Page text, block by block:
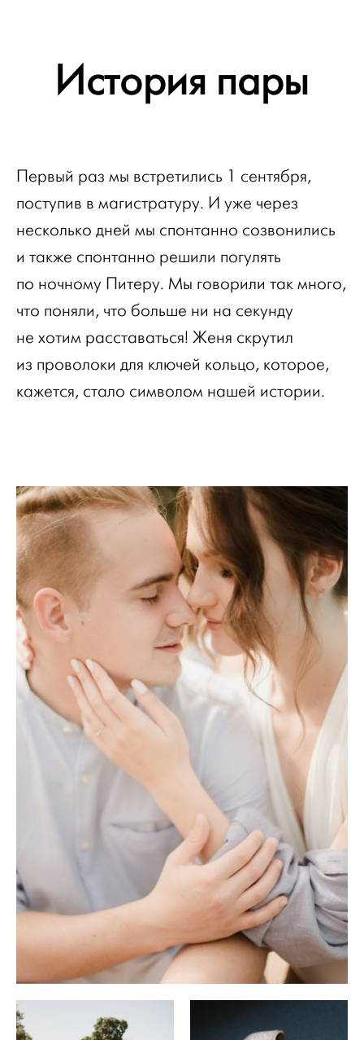
История пары
Первый раз мы встретились 1 сентября,
поступив в магистратуру. И уже через
несколько дней мы спонтанно созвонились
и также спонтанно решили погулять
по ночному Питеру. Мы говорили так много,
что поняли, что больше ни на секунду
не хотим расставаться! Женя скрутил
из проволоки для ключей кольцо, которое,
кажется, стало символом нашей истории.